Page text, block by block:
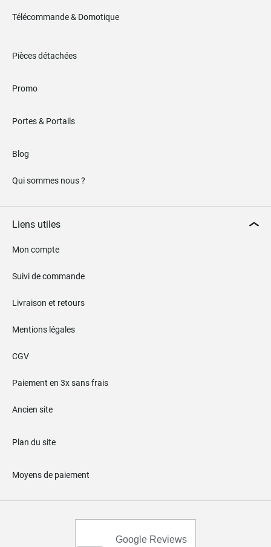
Télécommande & Domotique
Pièces détachées
Promo
Portes & Portails
Blog
Qui sommes nous ?
Liens utiles
Mon compte
Suivi de commande
Livraison et retours
Mentions légales
CGV
Paiement en 3x sans frais
Ancien site
Plan du site
Moyens de paiement
Google Reviews